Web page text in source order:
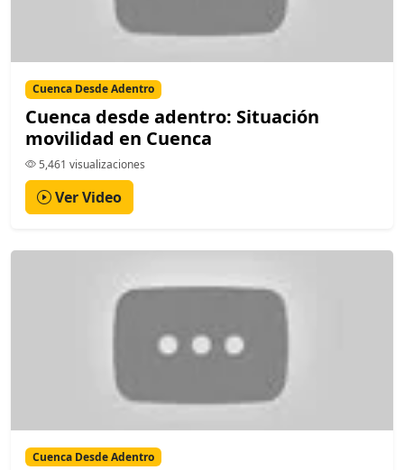
Cuenca Desde Adentro
Cuenca desde adentro: Situación
movilidad en Cuenca
5,461 visualizaciones
Ver Video
Cuenca Desde Adentro